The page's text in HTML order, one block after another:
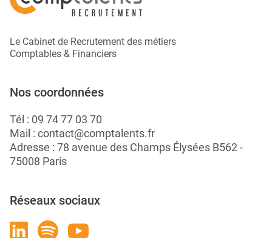
Le Cabinet de Recrutement des métiers
Comptables & Financiers
Nos coordonnées
Tél : 09 74 77 03 70
Mail : contact@comptalents.fr
Adresse : 78 avenue des Champs Élysées B562 -
75008 Paris
Réseaux sociaux